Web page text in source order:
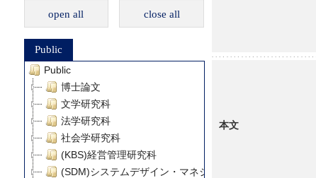
open all close all
Public
Public
博士論文
文学研究科
法学研究科
社会学研究科
(KBS)経営管理研究科
(SDM)システムデザイン・マネジメント研究科
本文